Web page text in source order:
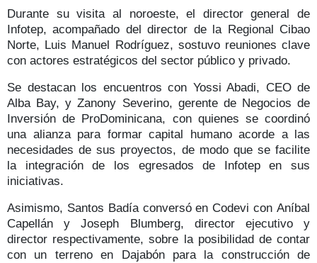
Durante su visita al noroeste, el director general de
Infotep, acompañado del director de la Regional Cibao
Norte, Luis Manuel Rodríguez, sostuvo reuniones clave
con actores estratégicos del sector público y privado.
Se destacan los encuentros con Yossi Abadi, CEO de
Alba Bay, yZanony Severino, gerente de Negocios de
Inversión de ProDominicana, con quienes se coordinó
una alianza para formar capital humanoacorde a las
necesidades de sus proyectos, de modo que se facilite
laintegración de los egresados de Infotep en sus
iniciativas.
Asimismo, Santos Badía conversó en Codevi con Aníbal
Capellán y Joseph Blumberg, director ejecutivo y
director respectivamente, sobre la posibilidad de contar
con un terreno en Dajabónpara la construcción de